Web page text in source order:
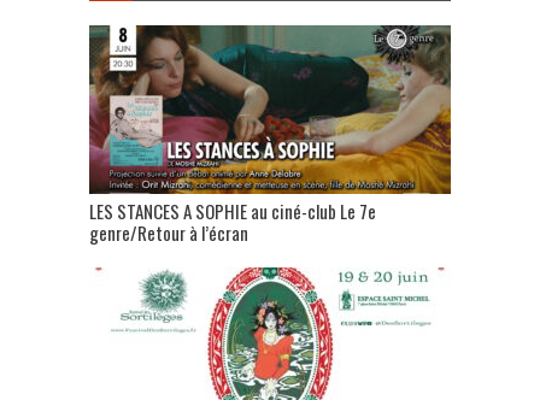
LES STANCES A SOPHIE au ciné-club Le 7e
genre/Retour à l’écran